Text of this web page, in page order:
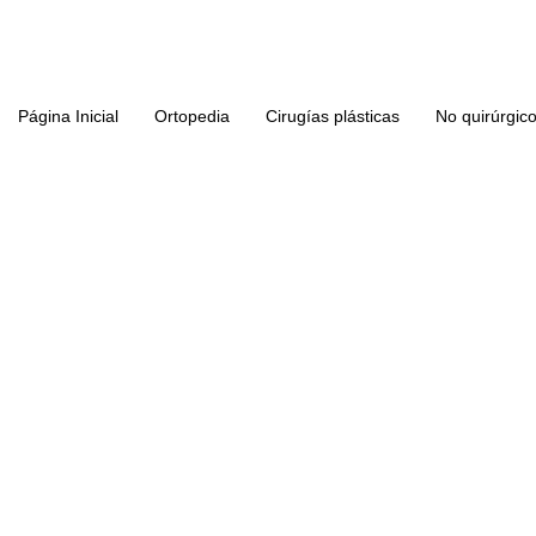
Página Inicial Ortopedia Cirugías plásticas No